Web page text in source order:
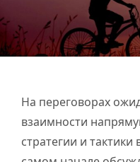
На переговорах
взаимности
стратегии и